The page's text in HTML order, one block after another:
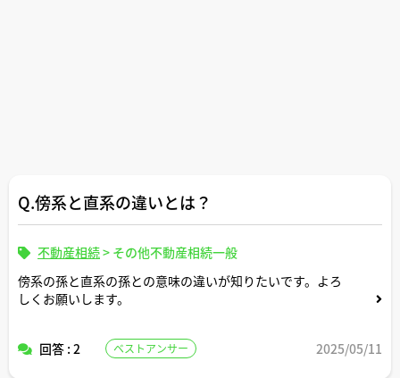
Q.傍系と直系の違いとは？
不動産相続> その他不動産相続一般
傍系の孫と直系の孫との意味の違いが知りたいです。よろ
しくお願いします。
回答 : 2 ベストアンサー 2025/05/11